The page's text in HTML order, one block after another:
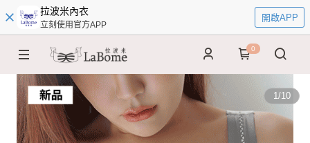
拉波米內衣
立刻使用官方APP
開啟APP
0
1/10